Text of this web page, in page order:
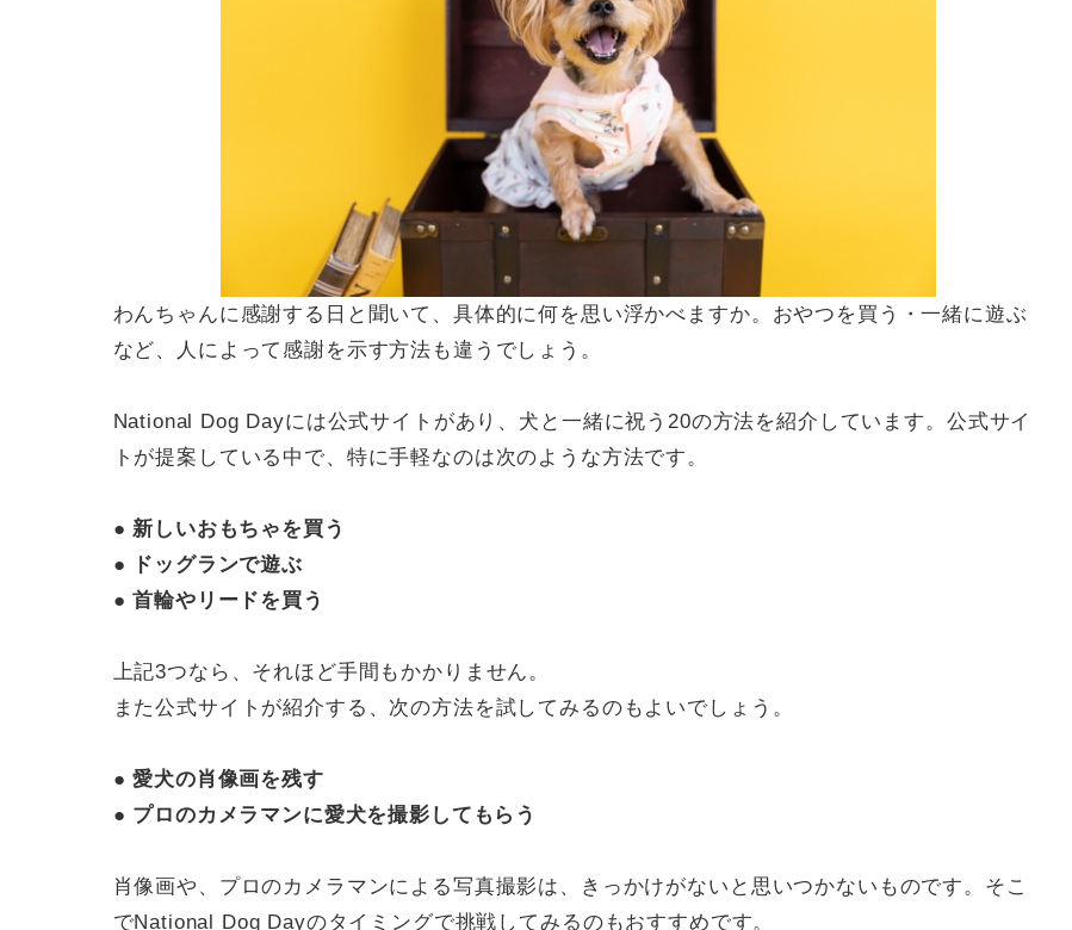
わんちゃんに感謝する日と聞いて、具体的に何を思い浮かべますか。おやつを買う・一緒に遊ぶ
など、人によって感謝を示す方法も違うでしょう。
National Dog Dayには公式サイトがあり、犬と一緒に祝う20の方法を紹介しています。公式サイ
トが提案している中で、特に手軽なのは次のような方法です。
● 新しいおもちゃを買う
● ドッグランで遊ぶ
● 首輪やリードを買う
上記3つなら、それほど手間もかかりません。
また公式サイトが紹介する、次の方法を試してみるのもよいでしょう。
● 愛犬の肖像画を残す
● プロのカメラマンに愛犬を撮影してもらう
肖像画や、プロのカメラマンによる写真撮影は、きっかけがないと思いつかないものです。そこ
でNational Dog Dayのタイミングで挑戦してみるのもおすすめです。